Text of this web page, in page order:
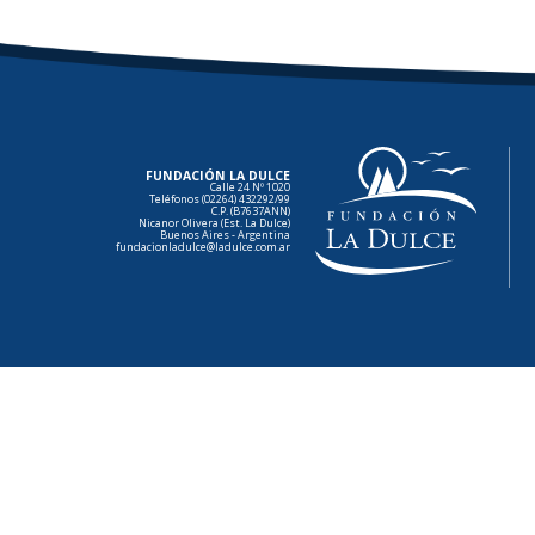
FUNDACIÓN LA DULCE
Calle 24 Nº 1020
Teléfonos (02264) 432292/99
C.P. (B7637ANN)
Nicanor Olivera (Est. La Dulce)
Buenos Aires - Argentina
fundacionladulce@ladulce.com.ar